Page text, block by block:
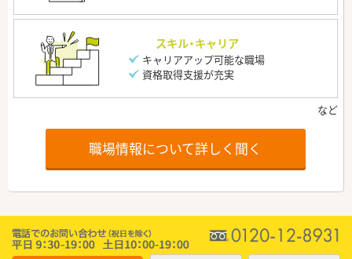
スキル・キャリア
キャリアアップ可能な職場
資格取得支援が充実
職場情報について詳しく聞く